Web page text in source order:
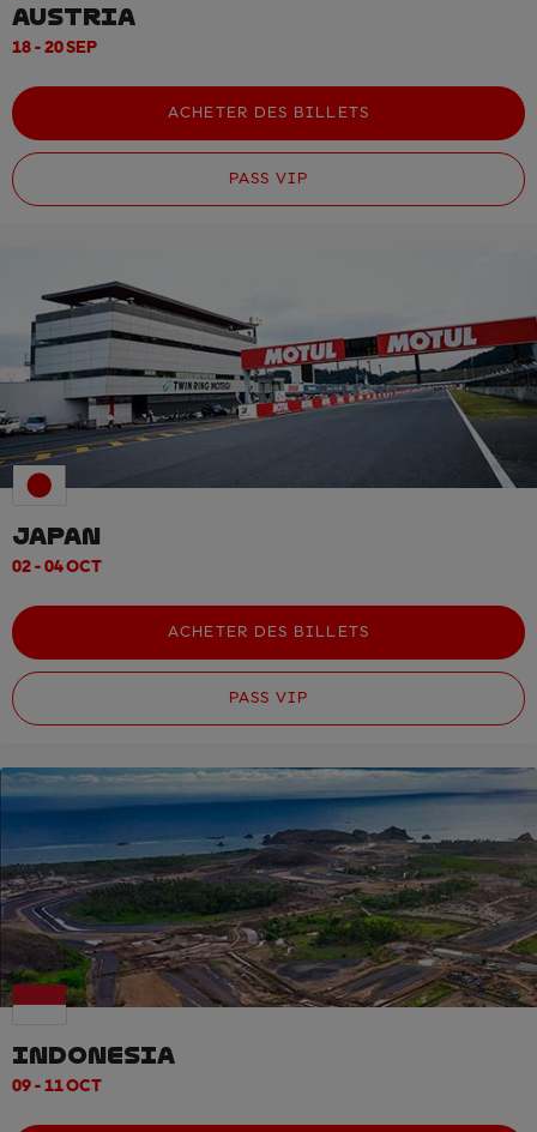
AUSTRIA
18 - 20 SEP
ACHETER DES BILLETS
PASS VIP
JAPAN
02 - 04 OCT
ACHETER DES BILLETS
PASS VIP
INDONESIA
09 - 11 OCT